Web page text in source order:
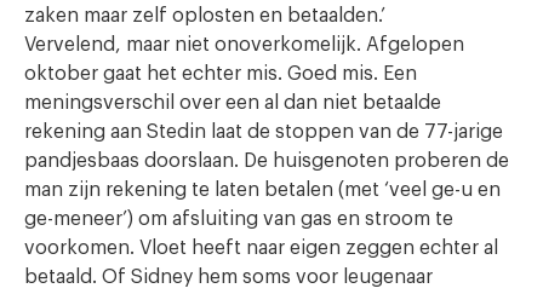
zaken maar zelf oplosten en betaalden.’
Vervelend, maar niet onoverkomelijk. Afgelopen
oktober gaat het echter mis. Goed mis. Een
meningsverschil over een al dan niet betaalde
rekening aan Stedin laat de stoppen van de 77-jarige
pandjesbaas doorslaan. De huisgenoten proberen de
man zijn rekening te laten betalen (met ‘veel ge-u en
ge-meneer’) om afsluiting van gas en stroom te
voorkomen. Vloet heeft naar eigen zeggen echter al
betaald. Of Sidney hem soms voor leugenaar